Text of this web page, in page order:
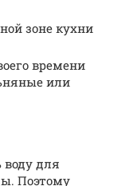
зоне кухни
времени
или
воду для
Поэтому